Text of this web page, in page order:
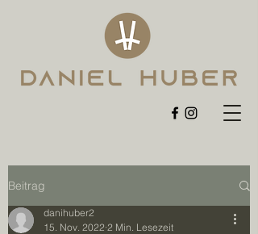
Beitrag
danihuber2
15. Nov. 2022 2 Min. Lesezeit